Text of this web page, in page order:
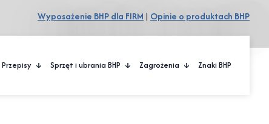
Wyposażenie BHP dla FIRM | Opinie o produktach BHP
Przepisy Sprzęt i ubrania BHP Zagrożenia Znaki BHP